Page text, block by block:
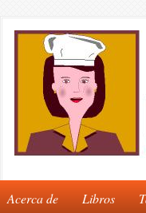
Acerca de Libros